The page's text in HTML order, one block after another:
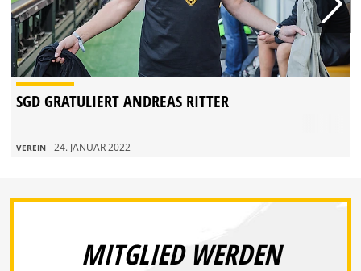
SGD GRATULIERT ANDREAS RITTER
VEREIN - 24. JANUAR 2022
MITGLIED WERDEN